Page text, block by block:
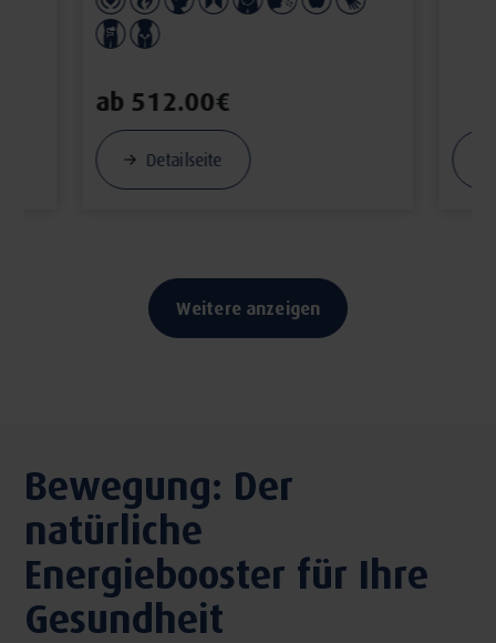
ab 512.00€
Detailseite
Weitere anzeigen
Bewegung: Der
natürliche
Energiebooster für Ihre
Gesundheit